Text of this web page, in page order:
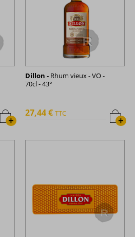
+
Dillon - Rhum vieux - VO -
70cl - 43°
+
27,44 € TTC